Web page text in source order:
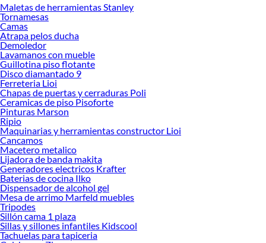
Desde remodelaciones hasta proyectos de decoración, estamos aquí para hacer
tus ideas realidad. ¡Visítanos y encuentra todo lo que tenemos para ofrecerte en
Mueblería y Grifería!
Explora la variedad de productos de Mueblería y Grifería en Sodimac
Herramientas, materiales y accesorios de calidad para tus proyectos y
renovación de espacios. ¡Visítanos y descubre todo lo que tenemos para
ofrecerte!
Encuentra una amplia variedad de productos de Mueblería y Grifería en
Sodimac. Encuentra todo lo necesario para tus proyectos de renovación y
decoración. ¡Visítanos y haz tus ideas realidad!
Maletas de herramientas Stanley
Tornamesas
Camas
Atrapa pelos ducha
Demoledor
Lavamanos con mueble
Guillotina piso flotante
Disco diamantado 9
Ferreteria Lioi
Chapas de puertas y cerraduras Poli
Ceramicas de piso Pisoforte
Pinturas Marson
Ripio
Maquinarias y herramientas constructor Lioi
Cancamos
Macetero metalico
Lijadora de banda makita
Generadores electricos Krafter
Baterias de cocina Ilko
Dispensador de alcohol gel
Mesa de arrimo Marfeld muebles
Tripodes
Sillón cama 1 plaza
Sillas y sillones infantiles Kidscool
Tachuelas para tapiceria